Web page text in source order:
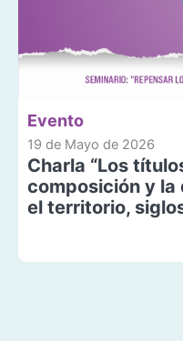
Evento
19 de Mayo de 2026
Charla “Los
composición y la
el territorio,